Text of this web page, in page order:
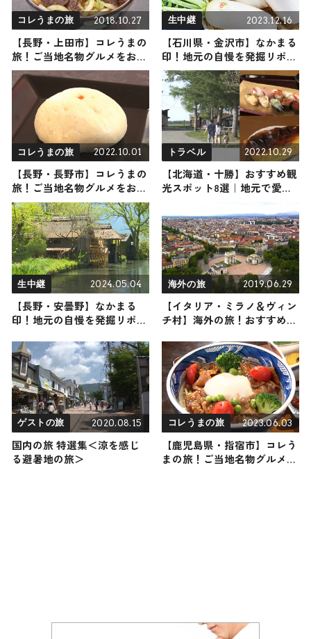
コレうまの旅 2018.10.27
【長野・上田市】コレうまの
旅！ご当地名物グルメをお届
け
生中継 2023.12.16
【石川県・金沢市】なかまる
印！地元の自慢を発掘リポー
ト
コレうまの旅 2022.10.01
【長野・長野市】コレうまの
旅！ご当地名物グルメをお届
け
トラベル 2022.10.29
【北海道・十勝】おすすめ観
光スポット8選｜地元で愛さ
れるスイーツから温泉までご
紹介
生中継 2024.05.04
【長野・安曇野】なかまる
印！地元の自慢を発掘リポー
海外の旅 2019.06.29
【イタリア・ミラノ＆ヴィン
チ村】海外の旅！おすすめ観
ト
ゲストの旅 2020.08.15
国内の旅 特選集＜涼を感じ
る避暑地の旅＞
コレうまの旅 2023.06.03
【鹿児島県・指宿市】コレう
まの旅！ご当地名物グルメを